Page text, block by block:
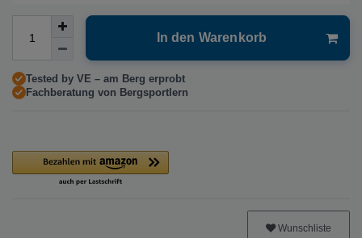
In den Warenkorb
Tested by VE – am Berg erprobt
Fachberatung von Bergsportlern
Wunschliste